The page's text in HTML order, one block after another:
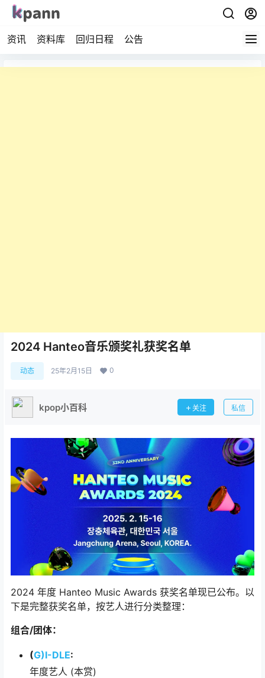
资讯 资料库 回归日程 公告
2024 Hanteo音乐颁奖礼获奖名单
动态 25年2月15日 0
kpop小百科 关注 私信
2024 年度 Hanteo Music Awards 获奖名单现已公布。以
下是完整获奖名单，按艺人进行分类整理：
组合/团体：
(G)I-DLE:
年度艺人 (本赏)